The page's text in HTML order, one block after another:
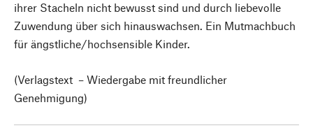
ihrer Stacheln nicht bewusst sind und durch liebevolle
Zuwendung über sich hinauswachsen. Ein Mutmachbuch
für ängstliche/hochsensible Kinder.
(Verlagstext – Wiedergabe mit freundlicher
Genehmigung)